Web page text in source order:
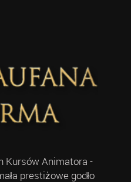
Kursów Animatora -
prestiżowe godło